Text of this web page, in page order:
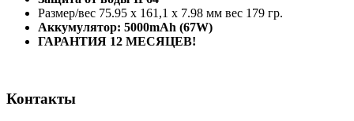
Размер/вес 75.95 х 161,1 х 7.98 мм вес 179 гр.
Аккумулятор: 5000mAh (67W)
ГАРАНТИЯ 12 МЕСЯЦЕВ!
Контакты